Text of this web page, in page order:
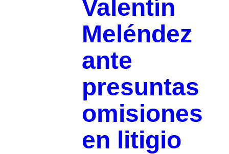
Valentín
Meléndez
ante
presuntas
omisiones
en litigio